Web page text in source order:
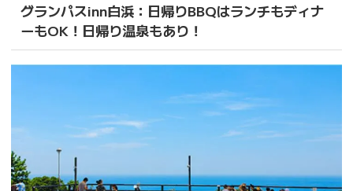
グランパスinn白浜：日帰りBBQはランチもディナ
ーもOK！日帰り温泉もあり！